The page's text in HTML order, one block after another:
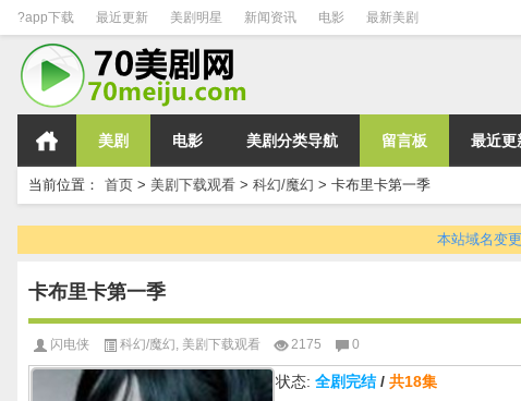
?app下载 最近更新 美剧明星 新闻资讯 电影 最新美剧
美剧 电影 美剧分类导航 留言板 最近更
当前位置： 首页 > 美剧下载观看 > 科幻/魔幻 > 卡布里卡第一季
本站域名变
卡布里卡第一季
闪电侠 科幻/魔幻 美剧下载观看 2175 0
状态: 全剧完结/ 共18集